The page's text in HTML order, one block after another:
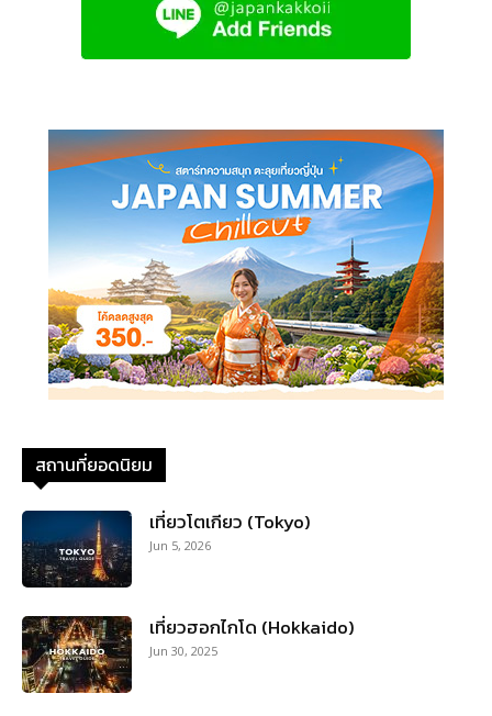
สถานที่ยอดนิยม
เที่ยวโตเกียว (Tokyo)
Jun 5, 2026
เที่ยวฮอกไกโด (Hokkaido)
Jun 30, 2025